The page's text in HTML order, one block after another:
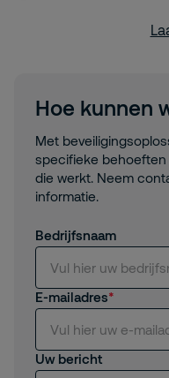
Hoe kunnen
Met
specifieke behoeften
die werkt. Neem
informatie.
Bedrijfsnaam
E-mailadres
Uw bericht